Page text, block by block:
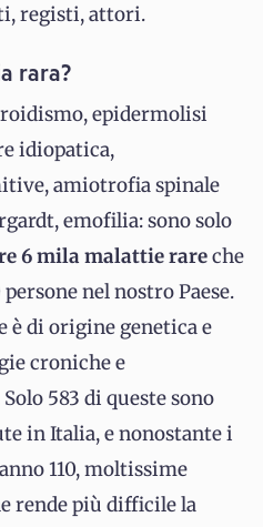
registi, attori.
rara?
epidermolisi
idiopatica,
amiotrofia spinale
emofilia: sono solo
6 mila malattie rareche
nel nostro Paese.
è di origine genetica e
croniche e
583 di queste sono
in Italia, e nonostante i
110, moltissime
rende più difficile la